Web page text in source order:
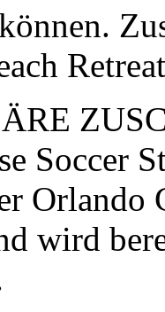
Soccer
Orlando
wird